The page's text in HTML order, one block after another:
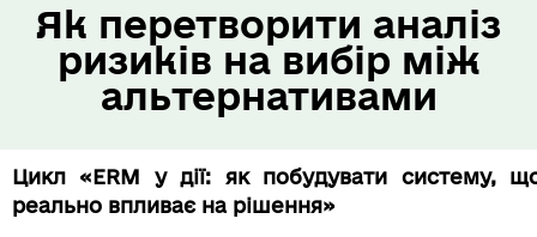
Як перетворити аналіз
ризиків на вибір між
альтернативами
Цикл «ERM у дії: як побудувати систему,
реально впливає на рішення»